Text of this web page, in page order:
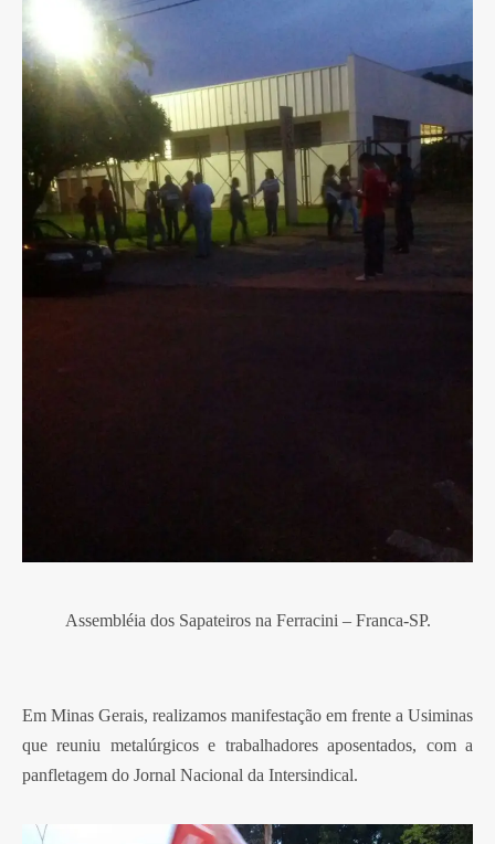
Assembléia dos Sapateiros na Ferracini – Franca-SP.
Em Minas Gerais, realizamos manifestação em frente a Usiminas
que reuniu metalúrgicos e trabalhadores aposentados, com a
panfletagem do Jornal Nacional da Intersindical.